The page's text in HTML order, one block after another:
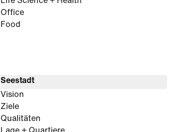
Office
Food
Seestadt
Vision
Ziele
Qualitäten